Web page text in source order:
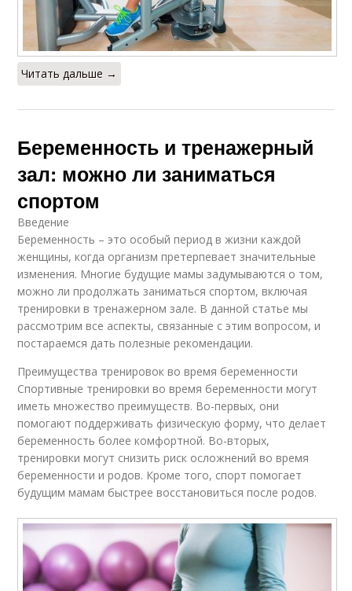
Читать дальше →
Беременность и тренажерный
зал: можно ли заниматься
спортом
Введение
Беременность – это особый период в жизни каждой
женщины, когда организм претерпевает значительные
изменения. Многие будущие мамы задумываются о том,
можно ли продолжать заниматься спортом, включая
тренировки в тренажерном зале. В данной статье мы
рассмотрим все аспекты, связанные с этим вопросом, и
постараемся дать полезные рекомендации.
Преимущества тренировок во время беременности
Спортивные тренировки во время беременности могут
иметь множество преимуществ. Во-первых, они
помогают поддерживать физическую форму, что делает
беременность более комфортной. Во-вторых,
тренировки могут снизить риск осложнений во время
беременности и родов. Кроме того, спорт помогает
будущим мамам быстрее восстановиться после родов.